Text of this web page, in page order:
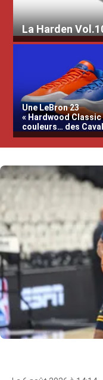
La Harden
Une LeBron 23
« Hardwood Classic
couleurs… des